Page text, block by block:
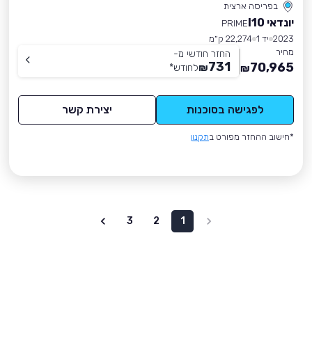
בפריסה ארצית
יונדאי I10
PRIME
2023 יד 1
22,274 ק״מ
מחיר
70,965
₪
החזר חודשי מ-
731
₪לחודש*
לפגישה בסוכנות יצירת קשר
*חישוב ההחזר מפורט בתקנון
1
2
3